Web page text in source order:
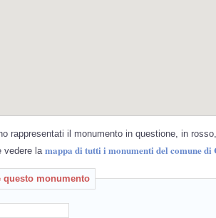
rappresentati il monumento in questione, in
vedere la mappa di tutti i monumenti del comune di
questo monumento